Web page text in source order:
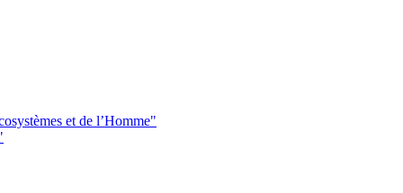
et de l’Homme"